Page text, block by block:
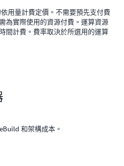
用量計費定價。不需要預先支付費
為實際使用的資源付費。運算資源
間計費。費率取決於所選用的運算
和架構成本。